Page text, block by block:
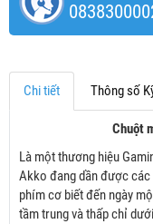
Chi tiết Thông số
Chuột
Là một thương hiệu
Akko đang dần được
phím cơ biết đến ngày
tầm trung và thấp chỉ